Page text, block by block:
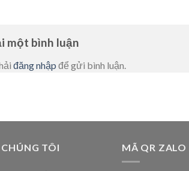
một bình luận
đăng nhập để gửi bình luận.
TÔI MÃ QR ZALO